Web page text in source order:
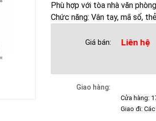
Phù hợp với tòa nhà văn
Chức năng: Vân tay, mã số,
Giá bán: Liên hệ
Giao hàng:
Cửa hàng:
Giao đi: